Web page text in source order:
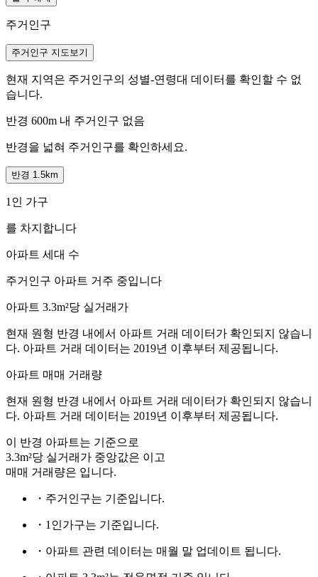
주거인구
주거인구 지도보기
현재 지역은 주거인구의 성별-연령대 데이터를 확인할 수 없
습니다.
반경 600m 내 주거인구 없음
반경을 넓혀 주거인구를 확인하세요.
반경 1.5km
1인 가구
를 차지합니다
아파트 세대 수
주거인구 아파트 거주 중입니다
아파트 3.3m²당 실거래가
현재 원형 반경 내에서 아파트 거래 데이터가 확인되지 않습니
다. 아파트 거래 데이터는 2019년 이후부터 제공됩니다.
아파트 매매 거래량
현재 원형 반경 내에서 아파트 거래 데이터가 확인되지 않습니
다. 아파트 거래 데이터는 2019년 이후부터 제공됩니다.
이 반경 아파트는 기준으로
3.3m²당 실거래가 중앙값은 이고
매매 거래량은 입니다.
・주거인구는 기준입니다.
・1인가구는 기준입니다.
・아파트 관련 데이터는 매월 말 업데이트 됩니다.